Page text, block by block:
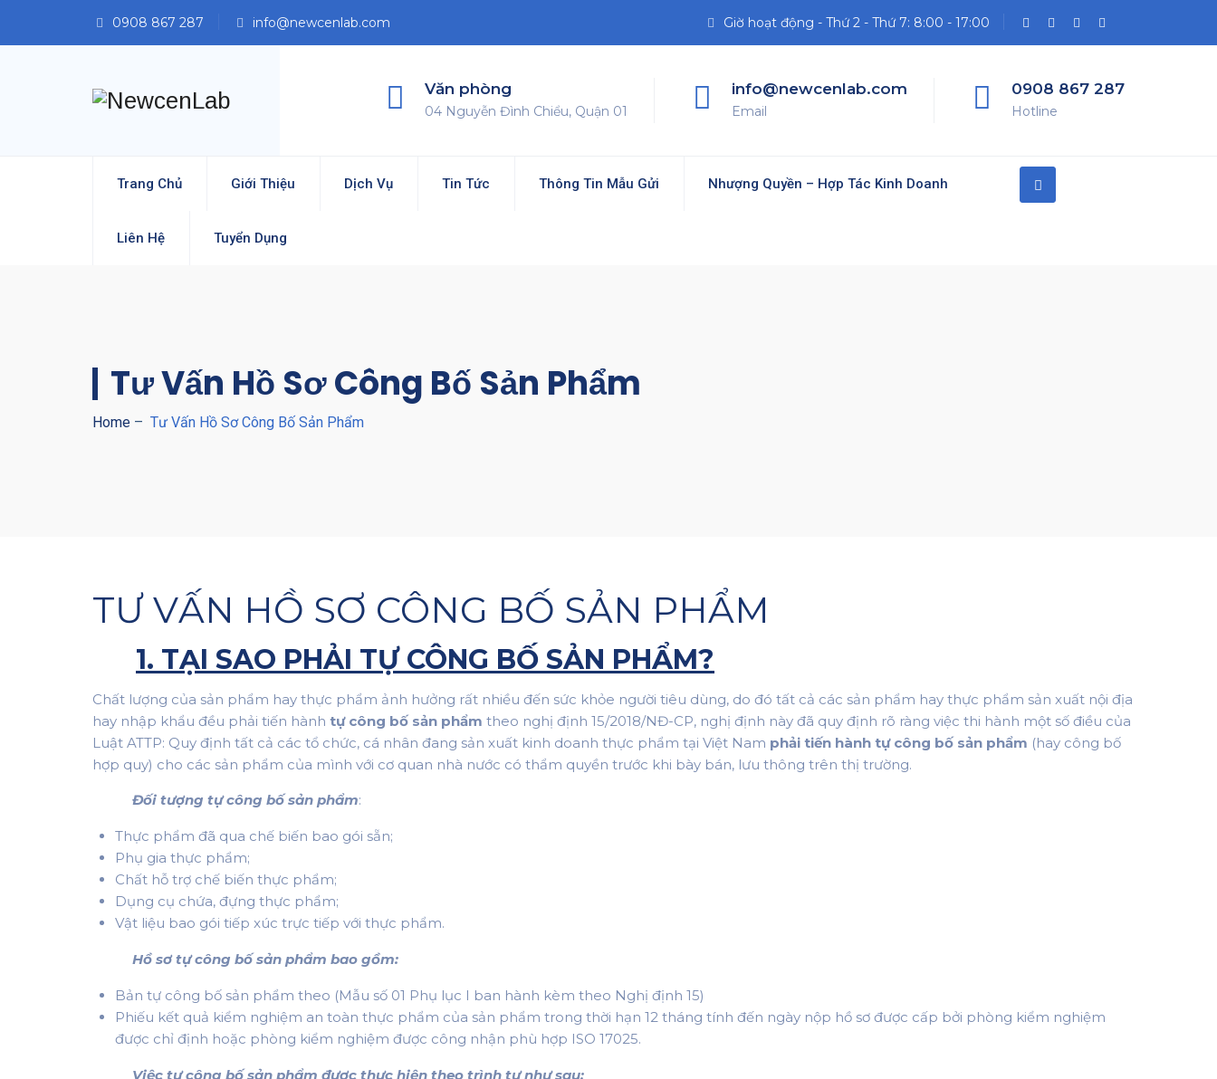
0908 867 287 info@newcenlab.com Giờ hoạt động - Thứ 2 - Thứ 7: 8:00 - 17:00
Văn phòng
04 Nguyễn Đình Chiểu, Quận 01
info@newcenlab.com
Email
0908 867 287
Hotline
Trang Chủ Giới Thiệu Dịch Vụ Tin Tức Thông Tin Mẫu Gửi Nhượng Quyền – Hợp Tác Kinh Doanh
Liên Hệ Tuyển Dụng
Tư Vấn Hồ Sơ Công Bố Sản Phẩm
Home – Tư Vấn Hồ Sơ Công Bố Sản Phẩm
TƯ VẤN HỒ SƠ CÔNG BỐ SẢN PHẨM
1. TẠI SAO PHẢI TỰ CÔNG BỐ SẢN PHẨM?
Chất lượng của sản phẩm hay thực phẩm ảnh hưởng rất nhiều đến sức khỏe người tiêu dùng, do đó tất cả các sản phẩm hay thực phẩm sản xuất nội địa
hay nhập khẩu đều phải tiến hành tự công bố sản phẩm theo nghị định 15/2018/NĐ-CP, nghị định này đã quy định rõ ràng việc thi hành một số điều của
Luật ATTP: Quy định tất cả các tổ chức, cá nhân đang sản xuất kinh doanh thực phẩm tại Việt Nam phải tiến hành tự công bố sản phẩm (hay công bố
hợp quy) cho các sản phẩm của mình với cơ quan nhà nước có thẩm quyền trước khi bày bán, lưu thông trên thị trường.
Đối tượng tự công bố sản phẩm:
Thực phẩm đã qua chế biến bao gói sẵn;
Phụ gia thực phẩm;
Chất hỗ trợ chế biến thực phẩm;
Dụng cụ chứa, đựng thực phẩm;
Vật liệu bao gói tiếp xúc trực tiếp với thực phẩm.
Hồ sơ tự công bố sản phẩm bao gồm:
Bản tự công bố sản phẩm theo (Mẫu số 01 Phụ lục I ban hành kèm theo Nghị định 15)
Phiếu kết quả kiểm nghiệm an toàn thực phẩm của sản phẩm trong thời hạn 12 tháng tính đến ngày nộp hồ sơ được cấp bởi phòng kiểm nghiệm
được chỉ định hoặc phòng kiểm nghiệm được công nhận phù hợp ISO 17025.
Việc tự công bố sản phẩm được thực hiện theo trình tự như sau: